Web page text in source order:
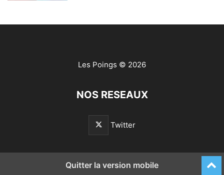
Les Poings © 2026
NOS RESEAUX
Twitter
Quitter la version mobile